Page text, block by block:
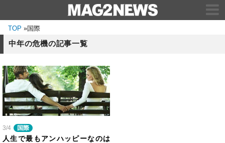
TOP »国際
中年の危機の記事一覧
3/4 国際
人生で最もアンハッピーなのは